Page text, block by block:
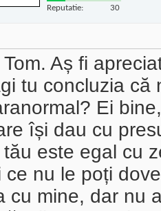
Reputatie: 30
Aș fi
tu concluzia
Ei
își dau cu
este egal cu
ce nu le poți
cu mine, dar nu